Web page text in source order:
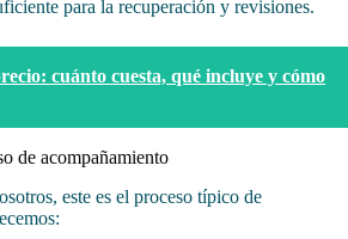
para la recuperación y revisiones.
cuánto cuesta, qué incluye y cómo
de acompañamiento
este es el proceso típico de